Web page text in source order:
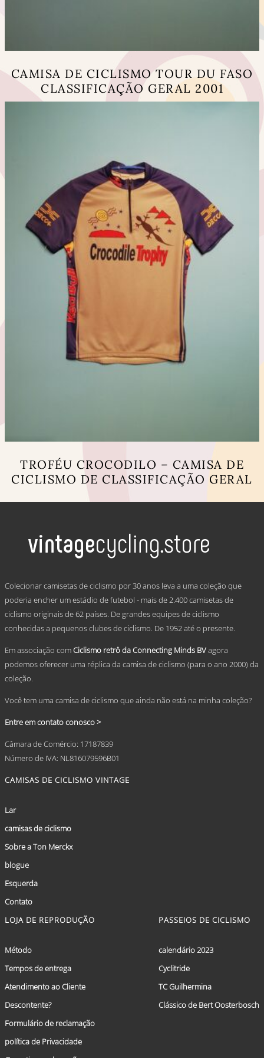
CAMISA DE CICLISMO TOUR DU FASO
CLASSIFICAÇÃO GERAL 2001
options
may
be
chosen
on
the
product
page
TROFÉU CROCODILO – CAMISA DE
CICLISMO DE CLASSIFICAÇÃO GERAL
variants.
options
be
on
the
product
Colecionar camisetas de ciclismo por 30 anos leva a uma coleção que
poderia encher um estádio de futebol - mais de 2.400 camisetas de
ciclismo originais de 62 países. De grandes equipes de ciclismo
conhecidas a pequenos clubes de ciclismo. De 1952 até o presente.
Em associação comCiclismo retrô da Connecting Minds BVagora
podemos oferecer uma réplica da camisa de ciclismo (para o ano 2000) da
coleção.
Você tem uma camisa de ciclismo que ainda não está na minha coleção?
Entre em contato conosco >
Câmara de Comércio: 17187839
Número de IVA: NL816079596B01
CAMISAS DE CICLISMO VINTAGE
Lar
camisas de ciclismo
Sobre a Ton Merckx
blogue
Esquerda
Contato
LOJA DE REPRODUÇÃO
Método
Tempos de entrega
Atendimento ao Cliente
Descontente?
Formulário de reclamação
política de Privacidade
PASSEIOS DE CICLISMO
calendário 2023
Cyclitride
TC Guilhermina
Clássico de Bert Oosterbosch